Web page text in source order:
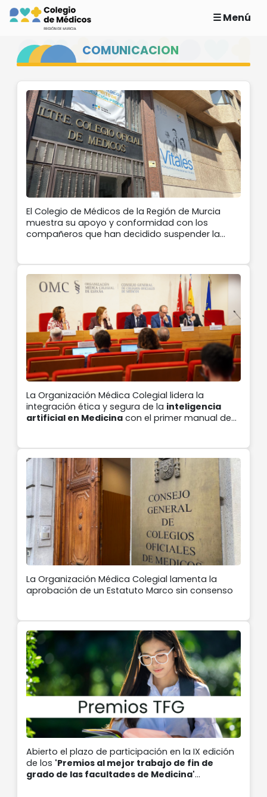
☰ Menú
COMUNICACION
El Colegio de Médicos de la Región de Murcia
muestra su apoyo y conformidad con los
compañeros que han decidido suspender la
en la Sanidad
La Organización Médica Colegial lidera la
integración ética y segura de la inteligencia
artificial en Medicina con el primer manual de
La Organización Médica Colegial lamenta la
aprobación de un Estatuto Marco sin consenso
Abierto el plazo de participación en la IX edición
de los 'Premios al mejor trabajo de fin de
grado de las facultades de Medicina'